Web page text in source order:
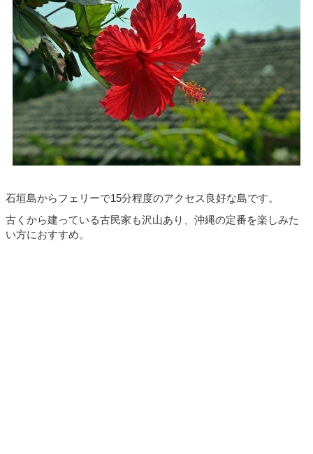
石垣島からフェリーで15分程度のアクセス良好な島です。
古くから建っている古民家も沢山あり、沖縄の定番を楽しみた
い方におすすめ。